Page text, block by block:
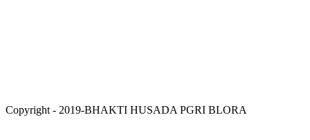
Copyright - 2019-BHAKTI HUSADA PGRI BLORA